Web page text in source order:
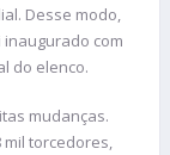
Desse modo,
com
do elenco.
mudanças.
mil torcedores,